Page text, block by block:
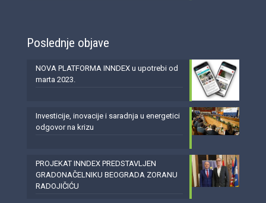
Poslednje objave
NOVA PLATFORMA INNDEX u upotrebi od
marta 2023.
Investicije, inovacije i saradnja u energetici
odgovor na krizu
PROJEKAT INNDEX PREDSTAVLJEN
GRADONAČELNIKU BEOGRADA ZORANU
RADOJIČIĆU